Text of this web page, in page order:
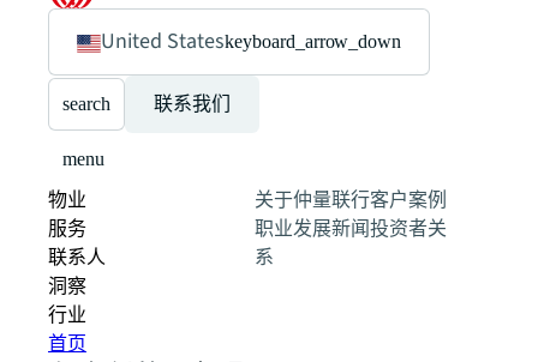
United Stateskeyboard_arrow_down
search 联系我们
menu
物业
服务
联系人
洞察
行业
关于仲量联行客户案例
职业发展新闻投资者关
系
首页